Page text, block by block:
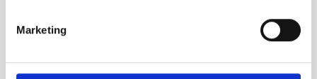
Marketing
GREGOR